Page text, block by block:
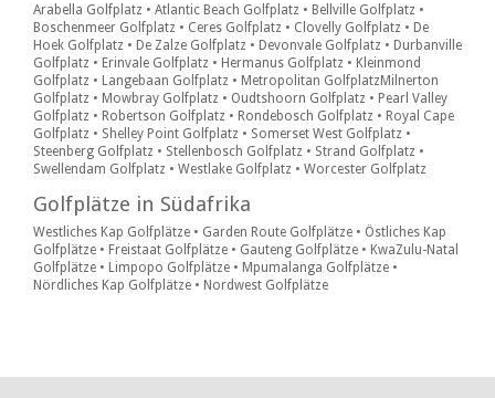
Arabella Golfplatz • Atlantic Beach Golfplatz • Bellville Golfplatz •
Boschenmeer Golfplatz • Ceres Golfplatz • Clovelly Golfplatz • De
Hoek Golfplatz • De Zalze Golfplatz • Devonvale Golfplatz • Durbanville
Golfplatz • Erinvale Golfplatz • Hermanus Golfplatz • Kleinmond
Golfplatz • Langebaan Golfplatz • Metropolitan GolfplatzMilnerton
Golfplatz • Mowbray Golfplatz • Oudtshoorn Golfplatz • Pearl Valley
Golfplatz • Robertson Golfplatz • Rondebosch Golfplatz • Royal Cape
Golfplatz • Shelley Point Golfplatz • Somerset West Golfplatz •
Steenberg Golfplatz • Stellenbosch Golfplatz • Strand Golfplatz •
Swellendam Golfplatz • Westlake Golfplatz • Worcester Golfplatz
Golfplätze in Südafrika
Westliches Kap Golfplätze • Garden Route Golfplätze • Östliches Kap
Golfplätze • Freistaat Golfplätze • Gauteng Golfplätze • KwaZulu-Natal
Golfplätze • Limpopo Golfplätze • Mpumalanga Golfplätze •
Nördliches Kap Golfplätze • Nordwest Golfplätze